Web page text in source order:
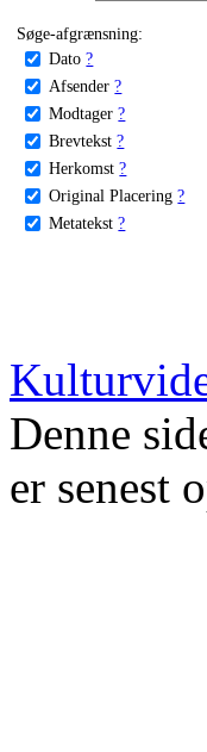
Søge-afgrænsning:
Dato ?
Afsender ?
Modtager ?
Brevtekst ?
Herkomst ?
Original Placering ?
Metatekst ?
Denne
er senest